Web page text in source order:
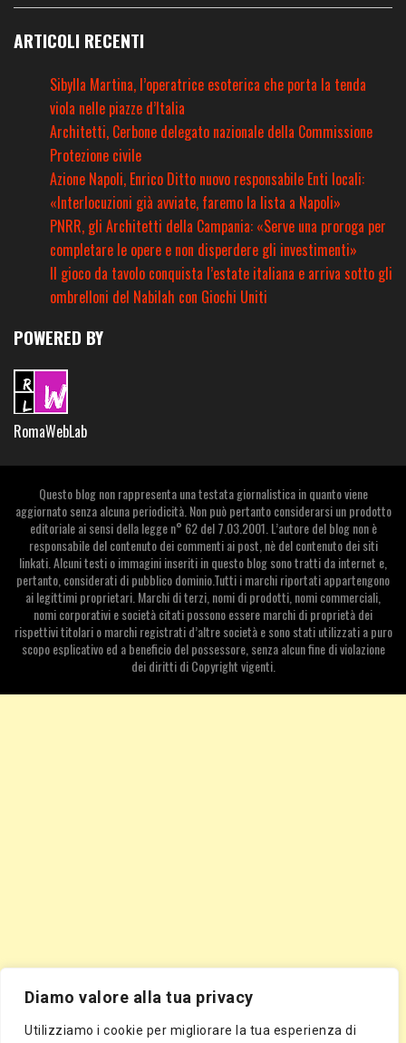
Diamo valore alla tua privacy
Utilizziamo i cookie per migliorare la tua esperienza di
ARTICOLI RECENTI
Sibylla Martina, l’operatrice esoterica che porta la tenda
viola nelle piazze d’Italia
Architetti, Cerbone delegato nazionale della Commissione
Protezione civile
Azione Napoli, Enrico Ditto nuovo responsabile Enti locali:
«Interlocuzioni già avviate, faremo la lista a Napoli»
PNRR, gli Architetti della Campania: «Serve una proroga per
completare le opere e non disperdere gli investimenti»
Il gioco da tavolo conquista l’estate italiana e arriva sotto gli
ombrelloni del Nabilah con Giochi Uniti
POWERED BY
RomaWebLab
Questo blog non rappresenta una testata giornalistica in quanto viene
aggiornato senza alcuna periodicità. Non può pertanto considerarsi un prodotto
editoriale ai sensi della legge n° 62 del 7.03.2001. L’autore del blog non è
responsabile del contenuto dei commenti ai post, nè del contenuto dei siti
linkati. Alcuni testi o immagini inseriti in questo blog sono tratti da internet e,
pertanto, considerati di pubblico dominio.Tutti i marchi riportati appartengono
ai legittimi proprietari. Marchi di terzi, nomi di prodotti, nomi commerciali,
nomi corporativi e società citati possono essere marchi di proprietà dei
rispettivi titolari o marchi registrati d’altre società e sono stati utilizzati a puro
scopo esplicativo ed a beneficio del possessore, senza alcun fine di violazione
dei diritti di Copyright vigenti.